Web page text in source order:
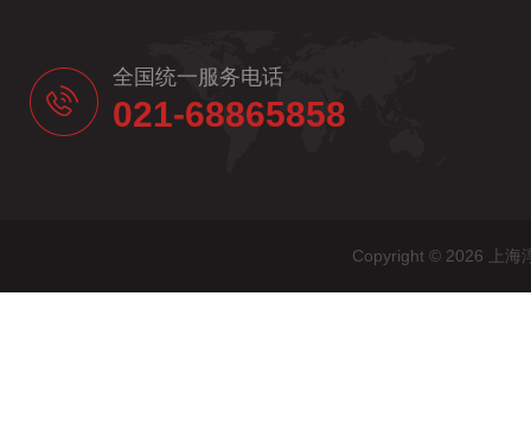
全国统一服务电话
021-68865858
Copyright © 2026 上